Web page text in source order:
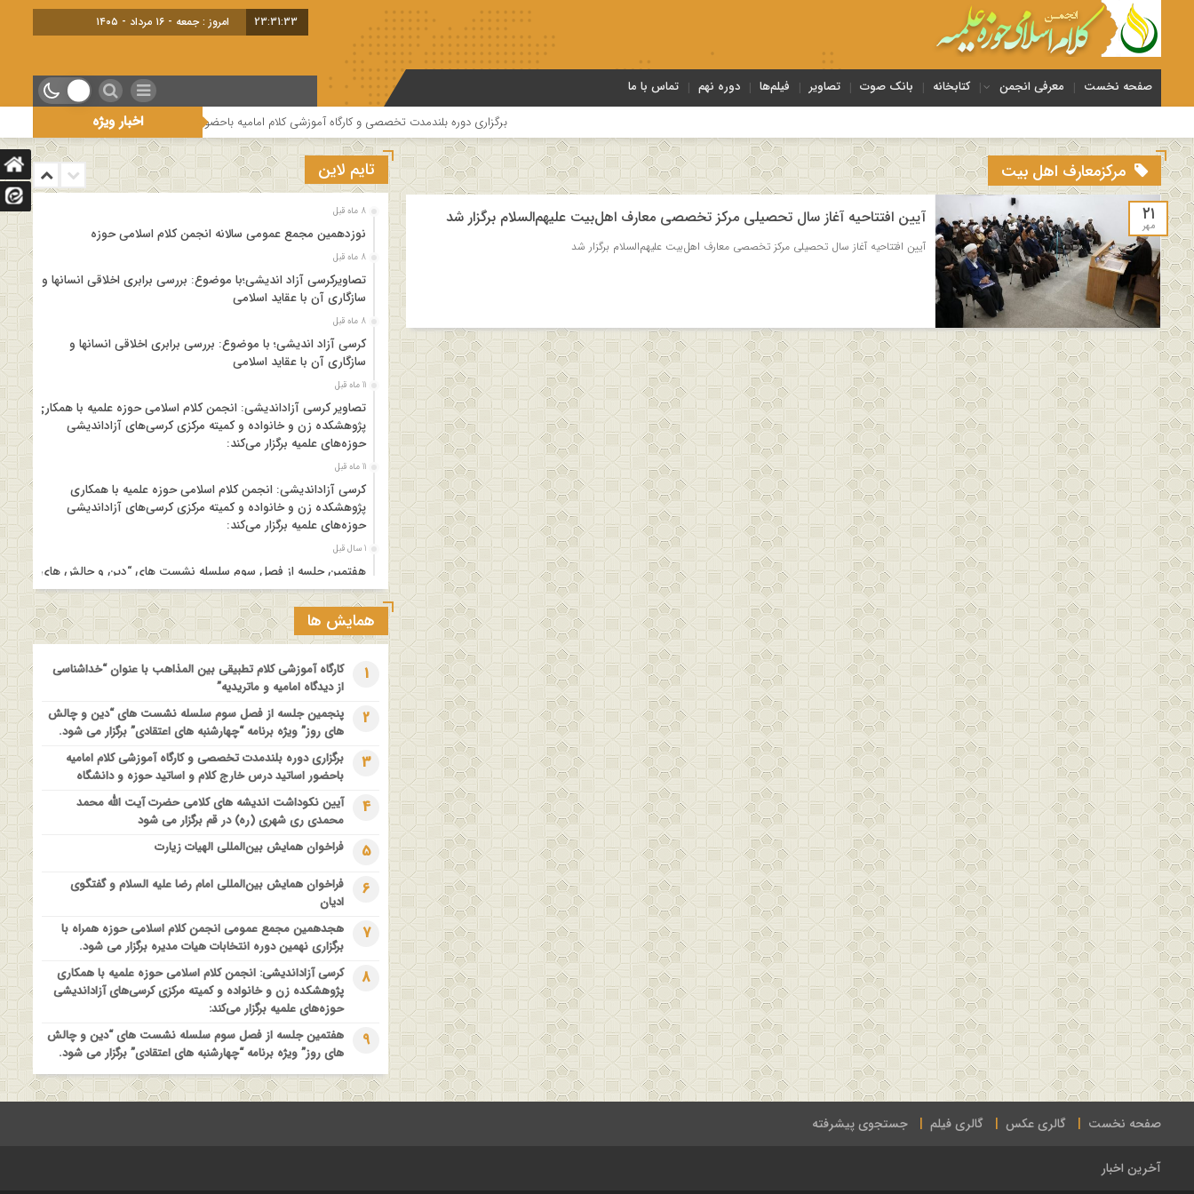
23:31:34 امروز : جمعه - ۱۶ مرداد - ۱۴۰۵
صفحه نخست معرفی انجمن کتابخانه بانک صوت تصاویر فیلم‌ها دوره نهم تماس با ما
اخبار ویژه
برگزاری دوره بلندمدت تخصصی و کارگاه آموزشی کلام امامیه باحضور اساتید درس خارج کلام و اساتید حوزه و دانشگاه
مرکزمعارف اهل بیت
۲۱
مهر آیین افتتاحیه آغاز سال تحصیلی مرکز تخصصی معارف اهل‌بیت علیهم‌السلام برگزار شد
آیین افتتاحیه آغاز سال تحصیلی مرکز تخصصی معارف اهل‌بیت علیهم‌السلام برگزار شد
تایم لاین
8 ماه قبل
نوزدهمین مجمع عمومی سالانه انجمن کلام اسلامی حوزه
8 ماه قبل
تصاویرکرسی آزاد اندیشی؛با موضوع: بررسی برابری اخلاقی انسانها و
سازگاری آن با عقاید اسلامی
8 ماه قبل
کرسی آزاد اندیشی؛ با موضوع: بررسی برابری اخلاقی انسانها و
سازگاری آن با عقاید اسلامی
11 ماه قبل
تصاویر کرسی آزاداندیشی: انجمن کلام اسلامی حوزه علمیه با همکاری
پژوهشکده زن و خانواده و کمیته مرکزی کرسی‌های آزاداندیشی
حوزه‌های علمیه برگزار می‌کند:
11 ماه قبل
کرسی آزاداندیشی: انجمن کلام اسلامی حوزه علمیه با همکاری
پژوهشکده زن و خانواده و کمیته مرکزی کرسی‌های آزاداندیشی
حوزه‌های علمیه برگزار می‌کند:
1 سال قبل
هفتمین جلسه از فصل سوم سلسله نشست های “دین و چالش های
روز” ویژه برنامه “چهارشنبه های اعتقادی” برگزار می شود.
مدرسه بهاره بازخوانی آموزه وحیانی بینونت پیشینه // تقریرها // ادله
کارگاه آموزشی کلام تطبیقی بین المذاهب با عنوان “خداشناسی از
دیدگاه امامیه و ماتریدیه”
1 سال قبل
#عقلانی
فراخوان مقاله ویژه سیزدهمین همایش بین المللی’فلسفه دین معاصر
با موضوع: “وحی و نبوت”
همایش ها
1
کارگاه آموزشی کلام تطبیقی بین المذاهب با عنوان “خداشناسی
از دیدگاه امامیه و ماتریدیه”
2
پنجمین جلسه از فصل سوم سلسله نشست های “دین و چالش
های روز” ویژه برنامه “چهارشنبه های اعتقادی” برگزار می شود.
3
برگزاری دوره بلندمدت تخصصی و کارگاه آموزشی کلام امامیه
باحضور اساتید درس خارج کلام و اساتید حوزه و دانشگاه
4
آیین نکوداشت اندیشه های کلامی حضرت آیت الله محمد
محمدی ری شهری (ره) در قم برگزار می شود
5 فراخوان همایش بین‌المللی الهیات زیارت
6
فراخوان همایش بین‌المللی امام رضا علیه السلام و گفتگوی
ادیان
7
هجدهمین مجمع عمومی انجمن کلام اسلامی حوزه همراه با
برگزاری نهمین دوره انتخابات هیات مدیره برگزار می شود.
8
کرسی آزاداندیشی: انجمن کلام اسلامی حوزه علمیه با همکاری
پژوهشکده زن و خانواده و کمیته مرکزی کرسی‌های آزاداندیشی
حوزه‌های علمیه برگزار می‌کند:
9
هفتمین جلسه از فصل سوم سلسله نشست های “دین و چالش
های روز” ویژه برنامه “چهارشنبه های اعتقادی” برگزار می شود.
صفحه نخست گالری عکس گالری فیلم جستجوی پیشرفته
آخرین اخبار